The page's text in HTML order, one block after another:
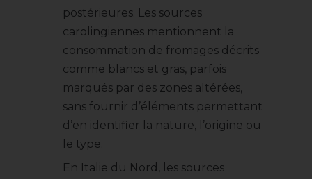
postérieures. Les sources
carolingiennes mentionnent la
consommation de fromages décrits
comme blancs et gras, parfois
marqués par des zones altérées,
sans fournir d’éléments permettant
d’en identifier la nature, l’origine ou
le type.
En Italie du Nord, les sources